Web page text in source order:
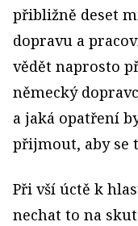
přibližně deset
dopravu a
vědět naprosto
německý
a jaká opatření
přijmout, aby se
Při vší úctě k
nechat to na